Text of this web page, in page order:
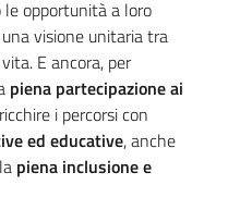
le opportunità a loro
visione unitaria tra
E ancora, per
piena partecipazione ai
i percorsi con
ed educative, anche
piena inclusione e